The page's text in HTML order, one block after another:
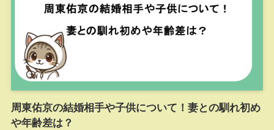
周東佑京の結婚相手や子供について！妻との馴れ初め
や年齢差は？